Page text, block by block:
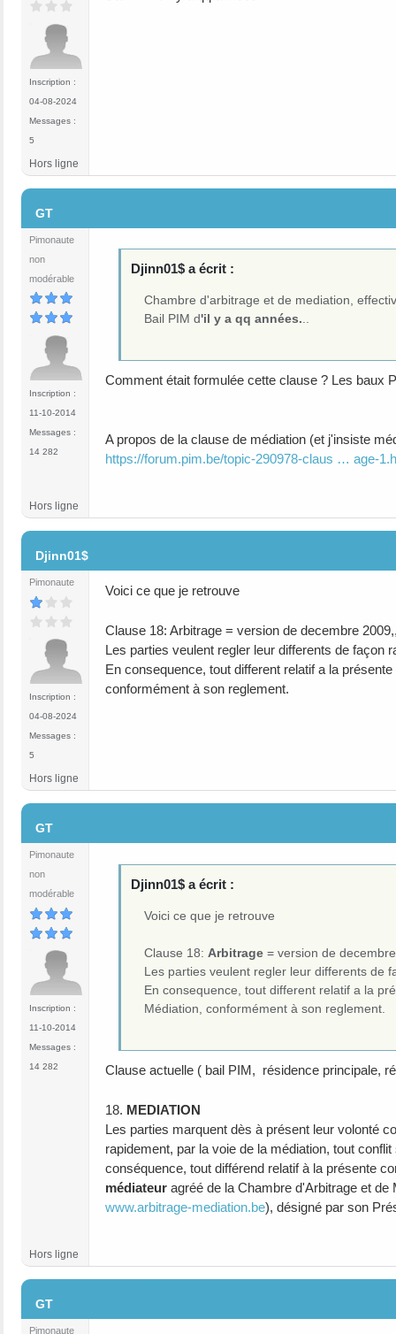
Inscription :
04-08-2024
Messages :
5
Hors ligne
GT
Pimonaute
non
modérable
Inscription :
11-10-2014
Messages :
14 282
Djinn01$ a écrit :
Chambre d'arbitrage et de mediation,
Bail PIM d'il y a qq années.
Comment était formulée cette clause ? Les baux
A propos de la clause de médiation (et j'insiste
https://forum.pim.be/topic-290978-claus … age-
Hors ligne
Djinn01$
Pimonaute
Inscription :
04-08-2024
Messages :
5
Voici ce que je retrouve
Clause 18: Arbitrage = version de decembre
Les parties veulent regler leur differents de façon
En consequence, tout different relatif a la
conformément à son reglement.
Hors ligne
GT
Pimonaute
non
modérable
Inscription :
11-10-2014
Messages :
14 282
Djinn01$ a écrit :
Voici ce que je retrouve
Clause 18: Arbitrage = version de
Les parties veulent regler leur differents de
En consequence, tout different relatif a la
Médiation, conformément à son reglement.
Clause actuelle ( bail PIM, résidence principale,
18. MEDIATION
Les parties marquent dès à présent leur volonté
rapidement, par la voie de la médiation, tout
conséquence, tout différend relatif à la présente
médiateur agréé de la Chambre d'Arbitrage et
www.arbitrage-mediation.be), désigné par son
Hors ligne
GT
Pimonaute